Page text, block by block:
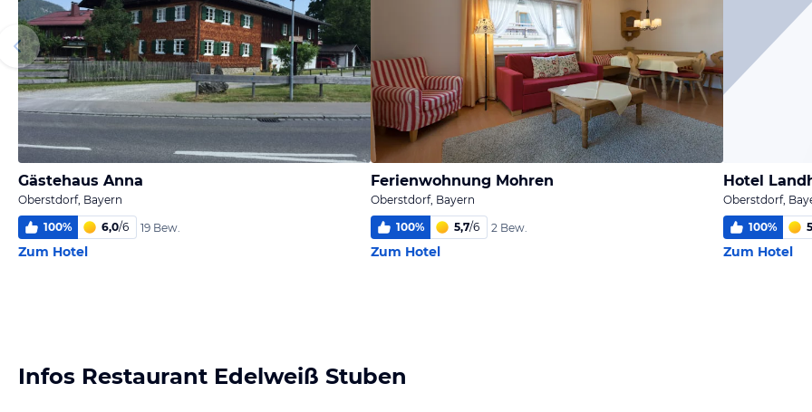
Gästehaus Anna
Oberstdorf, Bayern
100% 6,0/6 19 Bew.
Zum Hotel
Ferienwohnung Mohren
Oberstdorf, Bayern
100% 5,7/6 2 Bew.
Zum Hotel
Hotel
Oberstdorf,
100%
Zum Hotel
Infos Restaurant Edelweiß Stuben